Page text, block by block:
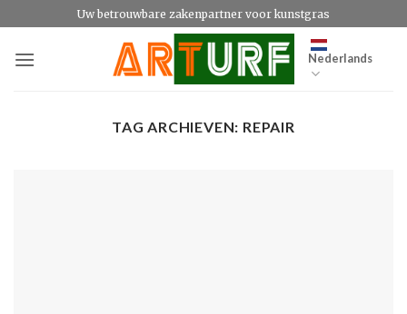
naar
inhoud
Uw betrouwbare zakenpartner voor kunstgras
Nederlands
TAG ARCHIEVEN: REPAIR